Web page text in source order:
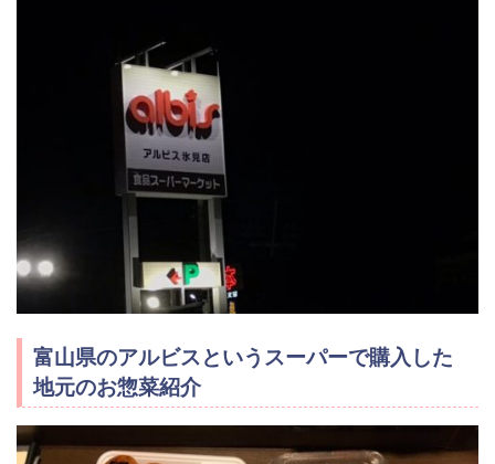
富山県のアルビスというスーパーで購入した
地元のお惣菜紹介